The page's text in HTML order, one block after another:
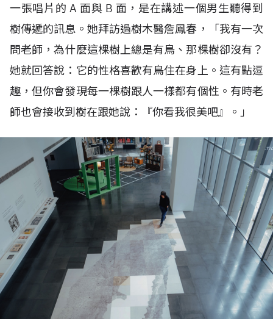
一張唱片的 A 面與 B 面，是在講述一個男生聽得到
樹傳遞的訊息。她拜訪過樹木醫詹鳳春，「我有一次
問老師，為什麼這棵樹上總是有鳥、那棵樹卻沒有？
她就回答說：它的性格喜歡有鳥住在身上。這有點逗
趣，但你會發現每一棵樹跟人一樣都有個性。有時老
師也會接收到樹在跟她說：『你看我很美吧』。」